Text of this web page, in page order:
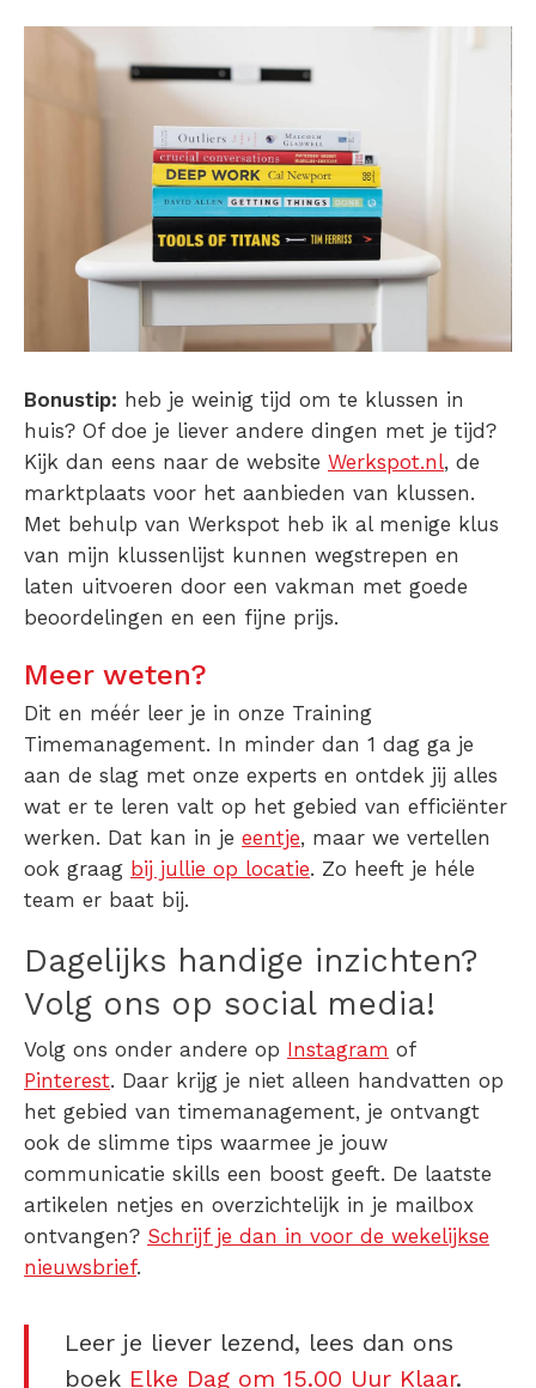
Bonustip: heb je weinig tijd om te klussen in
huis? Of doe je liever andere dingen met je tijd?
Kijk dan eens naar de website Werkspot.nl, de
marktplaats voor het aanbieden van klussen.
Met behulp van Werkspot heb ik al menige klus
van mijn klussenlijst kunnen wegstrepen en
laten uitvoeren door een vakman met goede
beoordelingen en een fijne prijs.
Meer weten?
Dit en méér leer je in onze Training
Timemanagement. In minder dan 1 dag ga je
aan de slag met onze experts en ontdek jij alles
wat er te leren valt op het gebied van efficiënter
werken. Dat kan in je eentje, maar we vertellen
ook graag bij jullie op locatie. Zo heeft je héle
team er baat bij.
Dagelijks handige inzichten?
Volg ons op social media!
Volg ons onder andere op Instagram of
Pinterest. Daar krijg je niet alleen handvatten op
het gebied van timemanagement, je ontvangt
ook de slimme tips waarmee je jouw
communicatie skills een boost geeft. De laatste
artikelen netjes en overzichtelijk in je mailbox
ontvangen? Schrijf je dan in voor de wekelijkse
nieuwsbrief.
Leer je liever lezend, lees dan ons
boek Elke Dag om 15.00 Uur Klaar.